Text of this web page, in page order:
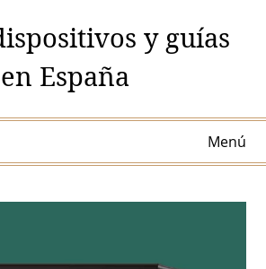
y guías
en España
Menú